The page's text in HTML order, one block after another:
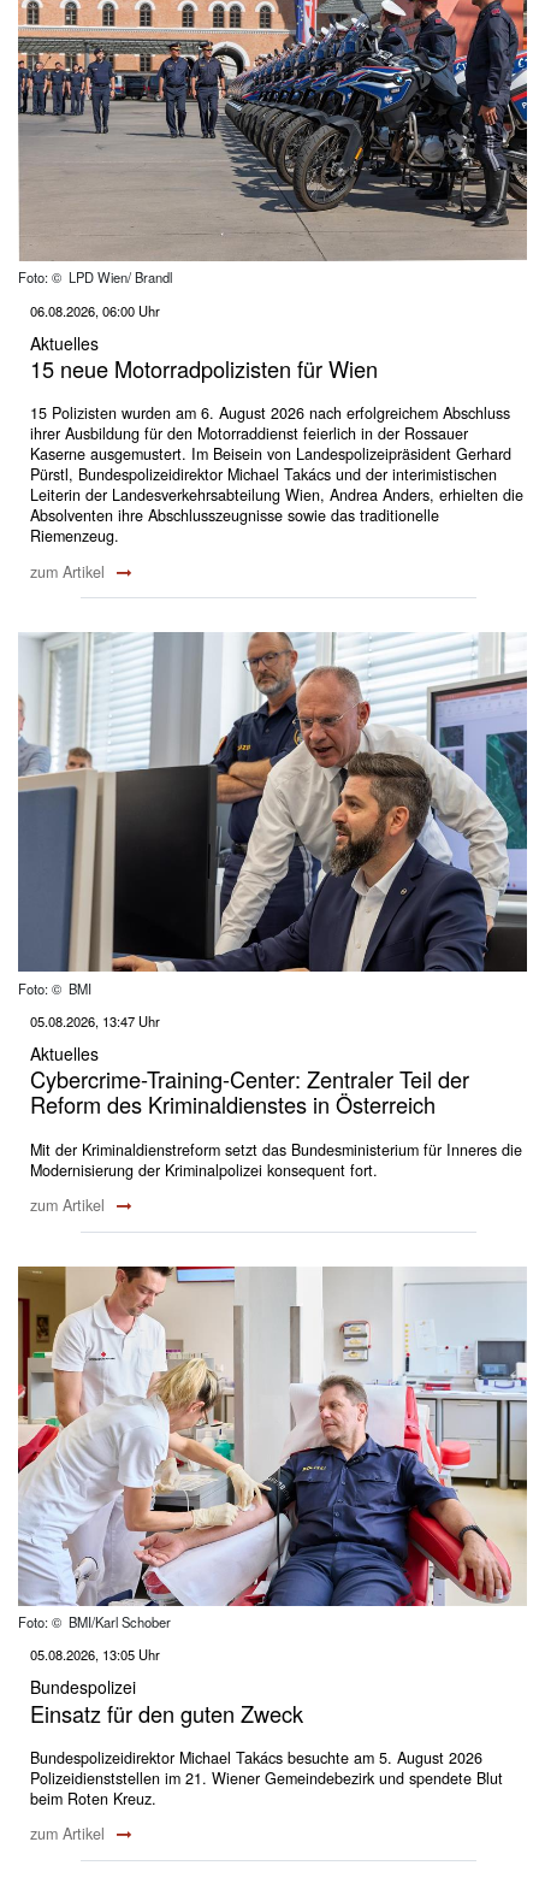
Foto: © LPD Wien/ Brandl
06.08.2026, 06:00 Uhr
Aktuelles
15 neue Motorradpolizisten für Wien
15 Polizisten wurden am 6. August 2026 nach erfolgreichem Abschluss
ihrer Ausbildung für den Motorraddienst feierlich in der Rossauer
Kaserne ausgemustert. Im Beisein von Landespolizeipräsident Gerhard
Pürstl, Bundespolizeidirektor Michael Takács und der interimistischen
Leiterin der Landesverkehrsabteilung Wien, Andrea Anders, erhielten die
Absolventen ihre Abschlusszeugnisse sowie das traditionelle
Riemenzeug.
zum Artikel
Foto: © BMI
05.08.2026, 13:47 Uhr
Aktuelles
Cybercrime-Training-Center: Zentraler Teil der
Reform des Kriminaldienstes in Österreich
Mit der Kriminaldienstreform setzt das Bundesministerium für Inneres die
Modernisierung der Kriminalpolizei konsequent fort.
zum Artikel
Foto: © BMI/Karl Schober
05.08.2026, 13:05 Uhr
Bundespolizei
Einsatz für den guten Zweck
Bundespolizeidirektor Michael Takács besuchte am 5. August 2026
Polizeidienststellen im 21. Wiener Gemeindebezirk und spendete Blut
beim Roten Kreuz.
zum Artikel